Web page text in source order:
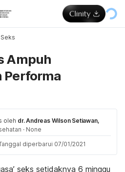
Ampuh
Performa
oleh dr. Andreas Wilson Setiawan,
· None
diperbarui 07/01/2021
seks setidaknya 6 minggu